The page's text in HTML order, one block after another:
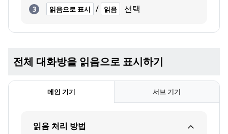
읽음으로 표시 / 읽음 선택
전체 대화방을 읽음으로 표시하기
메인 기기 서브 기기
읽음 처리 방법